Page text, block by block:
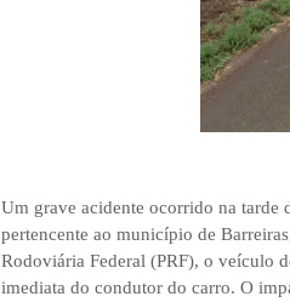
Um grave acidente ocorrido na tarde
pertencente ao município de
Rodoviária Federal (PRF), o veículo
imediata do condutor do carro. O